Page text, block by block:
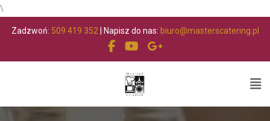
\
Zadzwoń: 509 419 352 | Napisz do nas: biuro@masterscatering.pl